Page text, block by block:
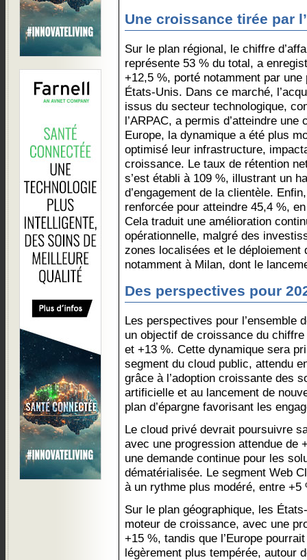
Une croissance tirée par
Sur le plan régional, le chiffre
représente 53 % du total, a
+12,5 %, porté notamment par
États-Unis. Dans ce marché,
issus du secteur technologique,
l’ARPAC, a permis d’atteindre
Europe, la dynamique a été plus
optimisé leur infrastructure,
croissance. Le taux de rétention
s’est établi à 109 %, illustrant un
d’engagement de la clientèle.
renforcée pour atteindre 45,4 %,
Cela traduit une amélioration
opérationnelle, malgré des
zones localisées et le déploiement
notamment à Milan, dont le
Des perspectives pour
Les perspectives pour l’ensemble
un objectif de croissance du
et +13 %. Cette dynamique sera
segment du cloud public, attendu
grâce à l’adoption croissante des
artificielle et au lancement de
plan d’épargne favorisant les
Le cloud privé devrait poursuivre
avec une progression attendue de
une demande continue pour les
dématérialisée. Le segment Web
à un rythme plus modéré, entre +5
Sur le plan géographique, les
moteur de croissance, avec une
+15 %, tandis que l’Europe
légèrement plus tempérée, autour